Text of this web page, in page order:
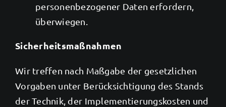
personenbezogener Daten erfordern,
überwiegen.
Sicherheitsmaßnahmen
Wir treffen nach Maßgabe der gesetzlichen
Vorgaben unter Berücksichtigung des Stands
der Technik, der Implementierungskosten und